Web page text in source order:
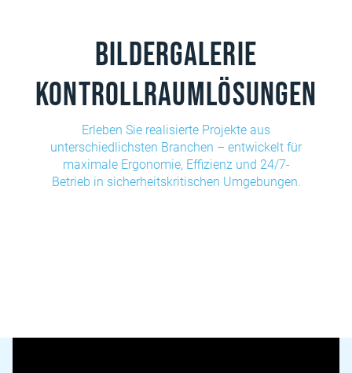
Bildergalerie
Kontrollraumlösungen
Erleben Sie realisierte Projekte aus
unterschiedlichsten Branchen – entwickelt für
maximale Ergonomie, Effizienz und 24/7-
Betrieb in sicherheitskritischen Umgebungen.